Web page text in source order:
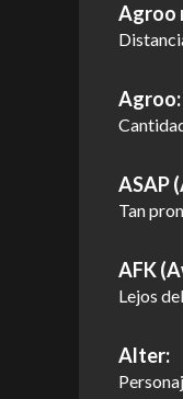
Agroo
Agroo:
ASAP
Tan
AFK
Lejos
Alter: